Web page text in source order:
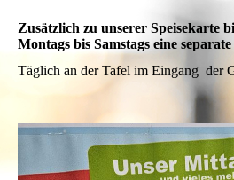
Zusätzlich zu unserer Speisekarte
Montags bis Samstags eine
Täglich an der Tafel im Eingang der